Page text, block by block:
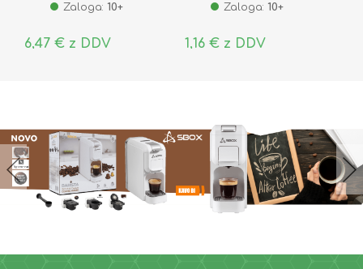
Zaloga: 10+
6,47 € z DDV
Zaloga: 10+
1,16 € z DDV